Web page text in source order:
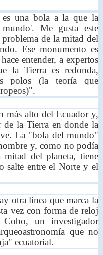
una bola a la que la
Me gusta este
de la mitad del
Ese monumento es
entender, a expertos
la Tierra es redonda,
polos (la teoría que
más alto del Ecuador y,
la Tierra en donde la
La "bola del mundo"
y, como no podía
del planeta, tiene
salte entre el Norte y el
otra línea que marca la
vez con forma de reloj
un investigador
que no
ecuatorial.